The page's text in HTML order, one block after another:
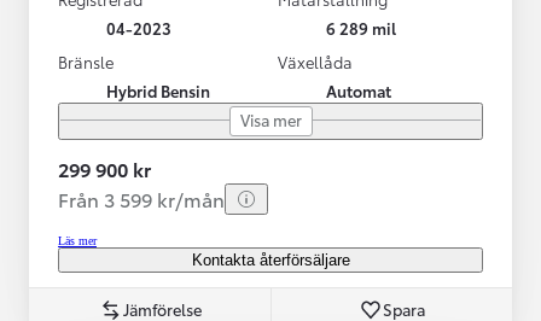
04-2023
6 289 mil
Bränsle
Hybrid Bensin
Växellåda
Automat
Visa mer
299 900 kr
Från 3 599 kr/mån
Läs mer
Kontakta återförsäljare
Jämförelse Spara